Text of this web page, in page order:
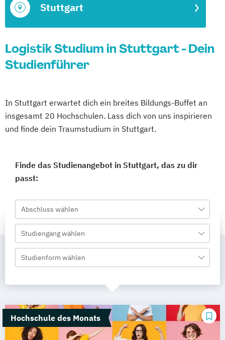
Stuttgart
Logistik Studium in Stuttgart - Dein
Studienführer
In Stuttgart erwartet dich ein breites Bildungs-Buffet an
insgesamt 20 Hochschulen. Lass dich von uns inspirieren
und finde dein Traumstudium in Stuttgart.
Finde das Studienangebot in Stuttgart, das zu dir
passt:
Abschluss wählen
Studiengang wählen
Studienform wählen
Hochschule des Monats